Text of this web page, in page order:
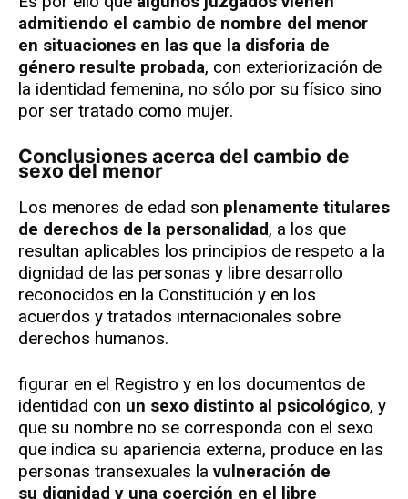
admitiendo el cambio de nombre del menor
en situaciones en las que la disforia de
género resulte probada, con exteriorización de
la identidad femenina, no sólo por su físico sino
por ser tratado como mujer.
Conclusiones acerca del cambio de
sexo del menor
Los menores de edad son plenamente titulares
de derechos de la personalidad, a los que
resultan aplicables los principios de respeto a la
dignidad de las personas y libre desarrollo
reconocidos en la Constitución y en los
acuerdos y tratados internacionales sobre
derechos humanos.
figurar en el Registro y en los documentos de
identidad con un sexo distinto al psicológico, y
que su nombre no se corresponda con el sexo
que indica su apariencia externa, produce en las
personas transexuales la vulneración de
su dignidad y una coerción en el libre